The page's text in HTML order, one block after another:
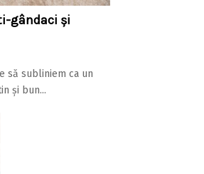
gândaci și
să subliniem ca un
și bun...